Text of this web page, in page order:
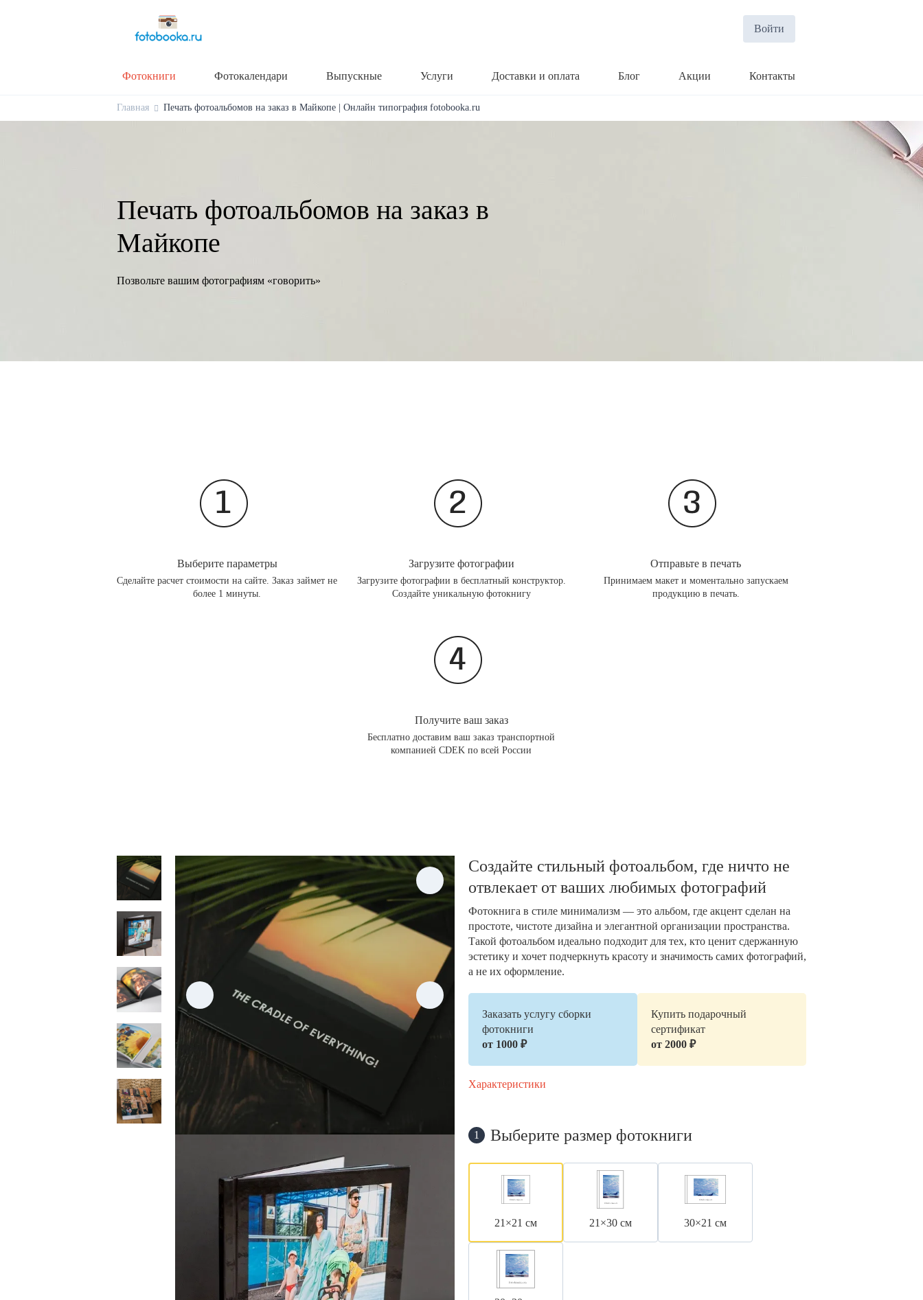
Войти
Фотокниги Фотокалендари Выпускные Услуги Доставки и оплата Блог Акции Контакты
Главная Печать фотоальбомов на заказ в Майкопе | Онлайн типография fotobooka.ru
Печать фотоальбомов на заказ в
Майкопе
Позвольте вашим фотографиям «говорить»
Выберите параметры
Сделайте расчет стоимости на сайте. Заказ займет не
более 1 минуты.
Загрузите фотографии
Загрузите фотографии в бесплатный конструктор.
Создайте уникальную фотокнигу
Отправьте в печать
Принимаем макет и моментально запускаем
продукцию в печать.
Получите ваш заказ
Бесплатно доставим ваш заказ транспортной
компанией CDEK по всей России
Создайте стильный фотоальбом, где ничто не
отвлекает от ваших любимых фотографий
Фотокнига в стиле минимализм — это альбом, где акцент сделан на
простоте, чистоте дизайна и элегантной организации пространства.
Такой фотоальбом идеально подходит для тех, кто ценит сдержанную
эстетику и хочет подчеркнуть красоту и значимость самих фотографий,
а не их оформление.
Заказать услугу сборки
фотокниги
от 1000 ₽
Купить подарочный
сертификат
от 2000 ₽
Характеристики
1 Выберите размер фотокниги
21×21 см 21×30 см 30×21 см